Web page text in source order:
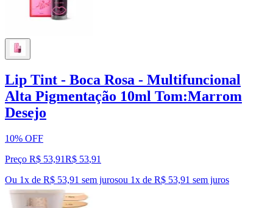
Lip Tint - Boca Rosa - Multifuncional
Alta Pigmentação 10ml Tom:Marrom
Desejo
10% OFF
Preço R$ 53,91R$ 53,91
Ou 1x de R$ 53,91 sem jurosou 1x de R$ 53,91 sem juros